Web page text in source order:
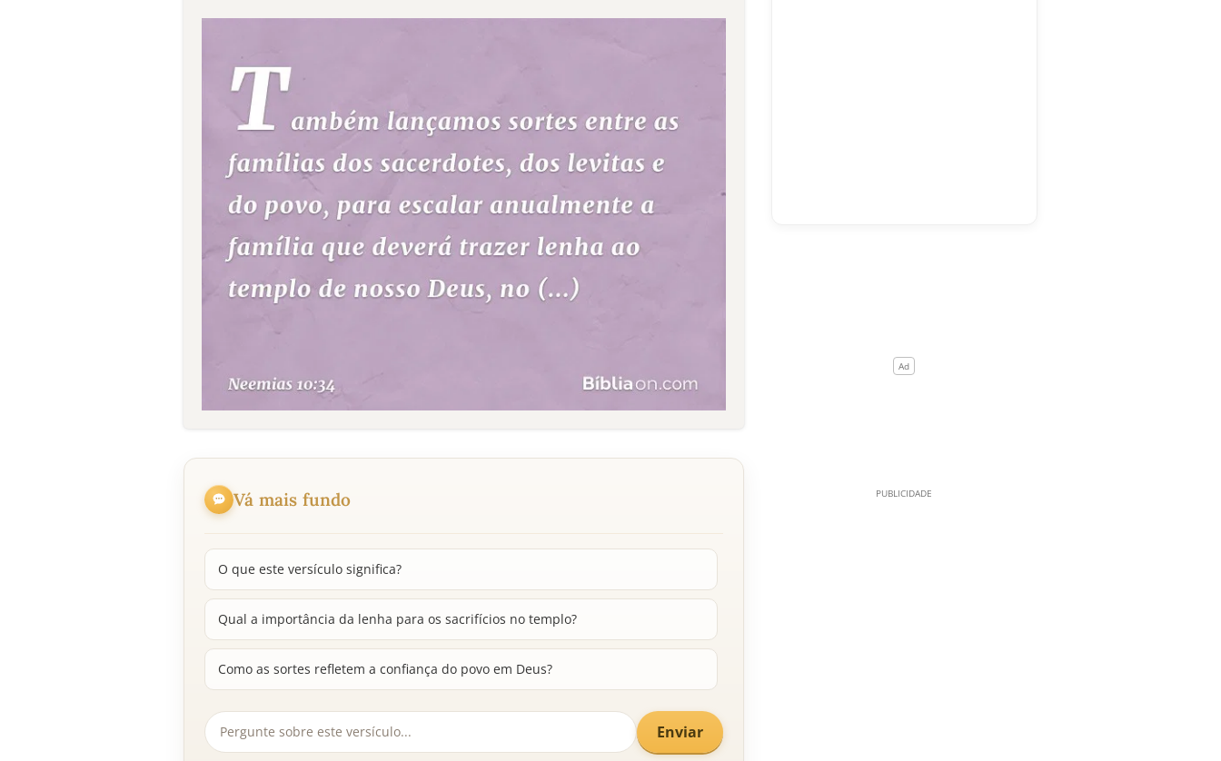
Vá mais fundo
O que este versículo significa?
Qual a importância da lenha para os sacrifícios no templo?
Como as sortes refletem a confiança do povo em Deus?
Enviar